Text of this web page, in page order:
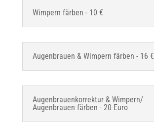
Wimpern färben - 10 €
Augenbrauen & Wimpern färben - 16 €
Augenbrauenkorrektur & Wimpern/
Augenbrauen färben - 20 Euro